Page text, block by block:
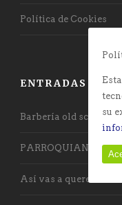
Política de Cookies
ENTRADAS
Barbería old school
PARROQUIANOS
Así vas a querer
su